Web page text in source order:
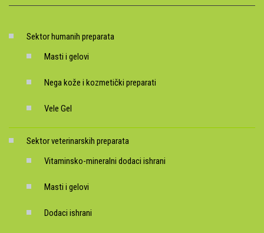
Sektor humanih preparata
Masti i gelovi
Nega kože i kozmetički preparati
Vele Gel
Sektor veterinarskih preparata
Vitaminsko-mineralni dodaci ishrani
Masti i gelovi
Dodaci ishrani